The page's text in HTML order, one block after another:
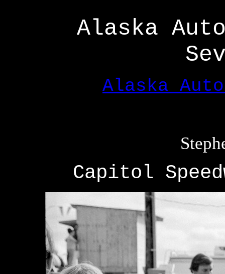
Alaska
Alaska
Capitol